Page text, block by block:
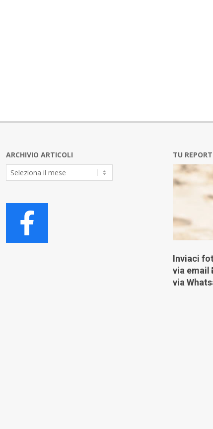
ARCHIVIO ARTICOLI
Archivio
Articoli
TU
Inviaci
via email
via